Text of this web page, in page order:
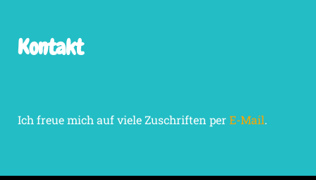
Kontakt
Ich freue mich auf viele Zuschriften perE-Mail.